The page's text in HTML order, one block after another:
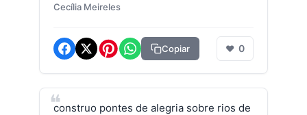
Cecília Meireles
Copiar ❤ 0
construo pontes de alegria sobre rios de